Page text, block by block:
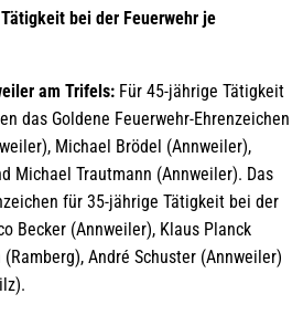
bei der Feuerwehr je
am Trifels: Für 45-jährige Tätigkeit
das Goldene Feuerwehr-Ehrenzeichen
Michael Brödel (Annweiler),
Michael Trautmann (Annweiler). Das
für 35-jährige Tätigkeit bei der
Becker (Annweiler), Klaus Planck
André Schuster (Annweiler)